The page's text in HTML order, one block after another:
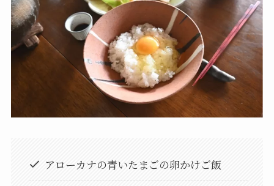
アローカナの青いたまごの卵かけご飯